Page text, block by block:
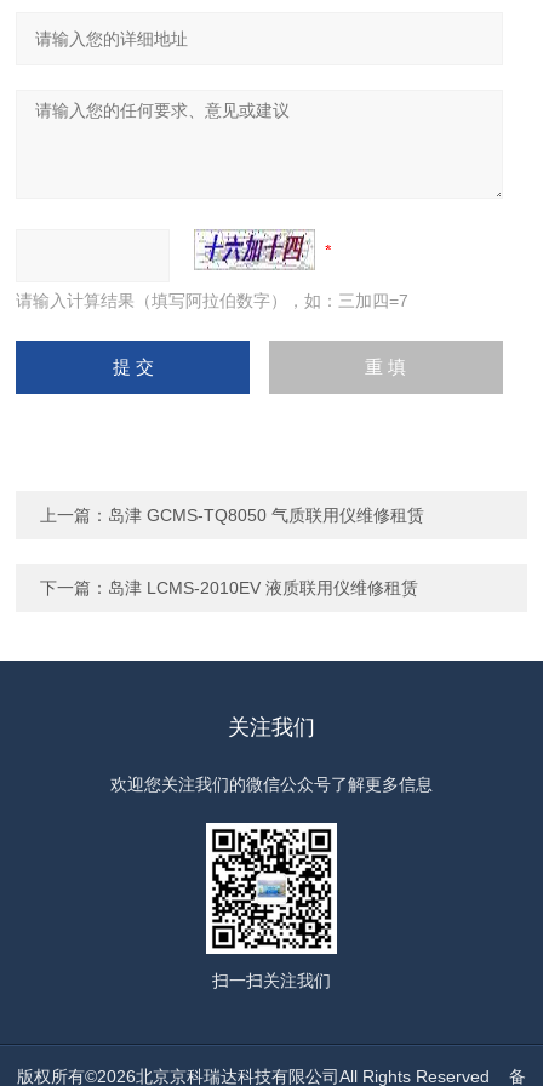
请输入计算结果（填写阿拉伯数字），如：三加四=7
上一篇： 岛津 GCMS-TQ8050 气质联用仪维修租赁
下一篇： 岛津 LCMS-2010EV 液质联用仪维修租赁
关注我们
欢迎您关注我们的微信公众号了解更多信息
扫一扫关注我们
版权所有©2026北京京科瑞达科技有限公司All Rights Reserved 备